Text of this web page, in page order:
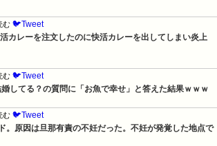
む 🐦Tweet
カレーを注文したのに快活カレーを出してしまい炎上
む 🐦Tweet
婚してる？の質問に「お魚で幸せ」と答えた結果ｗｗｗ
む 🐦Tweet
。原因は旦那有責の不妊だった。不妊が発覚した地点で